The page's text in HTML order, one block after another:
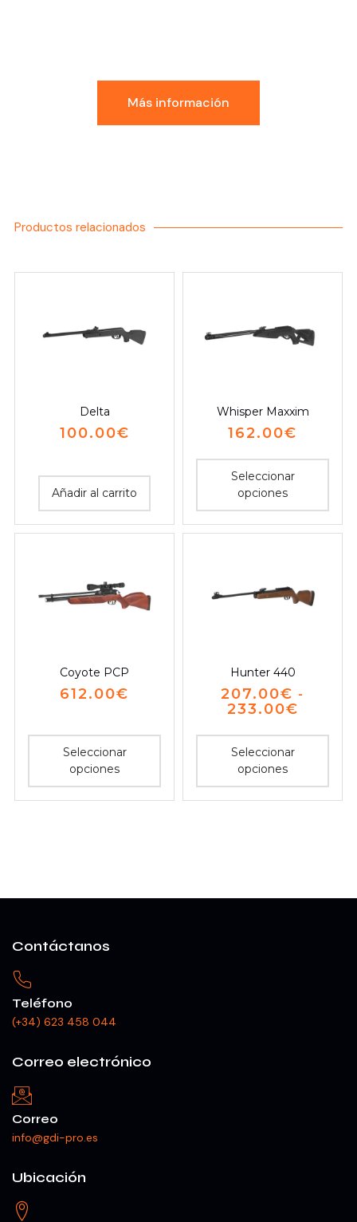
Más información
Productos relacionados
Delta
100.00€
Añadir al carrito
Whisper Maxxim
162.00€
Seleccionar
opciones
Coyote PCP
612.00€
Seleccionar
opciones
Hunter 440
207.00€ -
233.00€
Seleccionar
opciones
Contáctanos
Teléfono
(+34) 623 458 044
Correo electrónico
Correo
info@gdi-pro.es
Ubicación